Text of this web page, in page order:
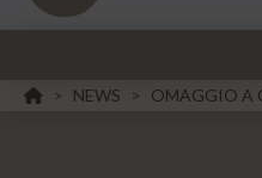
HOME
> NEWS > OMAGGIO A